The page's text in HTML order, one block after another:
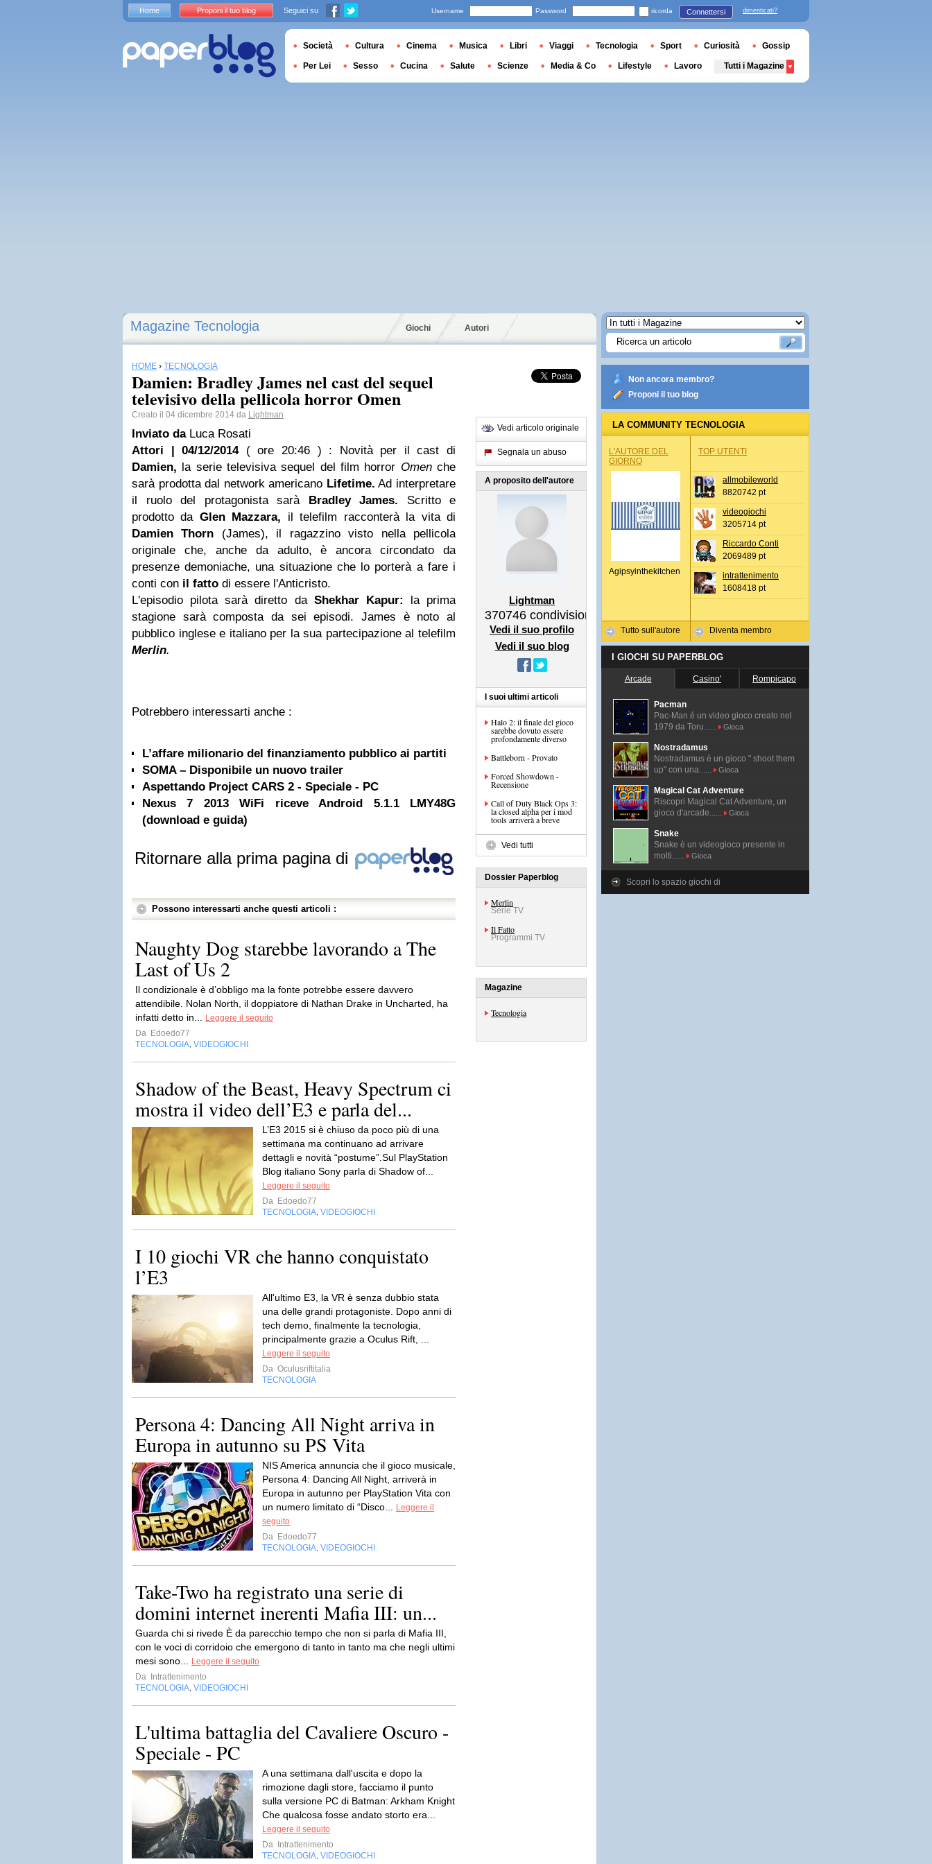
Magazine Tecnologia Giochi Autori
HOME › TECNOLOGIA
Damien: Bradley James nel cast del sequel
televisivo della pellicola horror Omen
Creato il 04 dicembre 2014 da Lightman
Inviato da Luca Rosati
Attori | 04/12/2014
( ore 20:46 ) : Novità per il cast di
Damien, la serie televisiva sequel del film horror Omenche
sarà prodotta dal network americano Lifetime. Ad interpretare
il ruolo del protagonista sarà Bradley James. Scritto e
prodotto da Glen Mazzara, il telefilm racconterà la vita di
Damien Thorn (James), il ragazzino visto nella pellicola
originale che, anche da adulto, è ancora circondato da
presenze demoniache, una situazione che lo porterà a fare i
conti con il fatto di essere l'Anticristo.
L'episodio pilota sarà diretto da Shekhar Kapur: la prima
stagione sarà composta da sei episodi. James è noto al
pubblico inglese e italiano per la sua partecipazione al telefilm
Merlin.
Potrebbero interessarti anche :
L’affare milionario del finanziamento pubblico ai partiti
SOMA – Disponibile un nuovo trailer
Aspettando Project CARS 2 - Speciale - PC
Nexus 7 2013 WiFi riceve Android 5.1.1 LMY48G
(download e guida)
Ritornare alla prima pagina di
Possono interessarti anche questi articoli :
Naughty Dog starebbe lavorando a The
Last of Us 2
Il condizionale è d’obbligo ma la fonte potrebbe essere davvero
attendibile. Nolan North, il doppiatore di Nathan Drake in Uncharted, ha
infatti detto in...
Leggere il seguito
Da Edoedo77
TECNOLOGIA VIDEOGIOCHI
Shadow of the Beast, Heavy Spectrum ci
mostra il video dell’E3 e parla del...
L’E3 2015 si è chiuso da poco più di una
settimana ma continuano ad arrivare
dettagli e novità “postume”.Sul PlayStation
Blog italiano Sony parla di Shadow of...
Leggere il seguito
Da Edoedo77
TECNOLOGIA VIDEOGIOCHI
I 10 giochi VR che hanno conquistato
l’E3
All'ultimo E3, la VR è senza dubbio stata
una delle grandi protagoniste. Dopo anni di
tech demo, finalmente la tecnologia,
principalmente grazie a Oculus Rift, ...
Leggere il seguito
Da Oculusriftitalia
TECNOLOGIA
Persona 4: Dancing All Night arriva in
Europa in autunno su PS Vita
NIS America annuncia che il gioco musicale,
Persona 4: Dancing All Night, arriverà in
Europa in autunno per PlayStation Vita con
un numero limitato di “Disco...
Leggere il
seguito
Da Edoedo77
TECNOLOGIA VIDEOGIOCHI
Take-Two ha registrato una serie di
domini internet inerenti Mafia III: un...
Guarda chi si rivede È da parecchio tempo che non si parla di Mafia III,
con le voci di corridoio che emergono di tanto in tanto ma che negli ultimi
mesi sono...
Leggere il seguito
Da
Intrattenimento
TECNOLOGIA VIDEOGIOCHI
L'ultima battaglia del Cavaliere Oscuro -
Speciale - PC
A una settimana dall'uscita e dopo la
rimozione dagli store, facciamo il punto
sulla versione PC di Batman: Arkham Knight
Che qualcosa fosse andato storto era...
Leggere il seguito
Da
Intrattenimento
TECNOLOGIA VIDEOGIOCHI
Vedi articolo originale
Segnala un abuso
A proposito dell'autore
Lightman
370746 condivisioni
Vedi il suo profilo
Vedi il suo blog
I suoi ultimi articoli
Halo 2: il finale del gioco
sarebbe dovuto essere
profondamente diverso
Battleborn - Provato
Forced Showdown -
Recensione
Call of Duty Black Ops 3:
la closed alpha per i mod
tools arriverà a breve
Vedi tutti
Dossier Paperblog
Merlin
Serie TV
Il Fatto
Programmi TV
Magazine
Tecnologia
Non ancora membro?
Proponi il tuo blog
LA COMMUNITY TECNOLOGIA
L'AUTORE DEL
GIORNO
Agipsyinthekitchen
Tutto sull'autore
TOP UTENTI
allmobileworld
8820742 pt
videogiochi
3205714 pt
Riccardo Conti
2069489 pt
intrattenimento
1608418 pt
Diventa membro
I GIOCHI SU PAPERBLOG
Arcade Casino' Rompicapo
Pacman
Pac-Man é un video gioco creato nel
1979 da Toru......
Gioca
Nostradamus
Nostradamus è un gioco " shoot them
up" con una......
Gioca
Magical Cat Adventure
Riscopri Magical Cat Adventure, un
gioco d'arcade......
Gioca
Snake
Snake è un videogioco presente in
molti......
Gioca
Scopri lo spazio giochi di
Home Proponi il tuo blog Seguici su Username Password ricorda Connettersi dimenticati?
Società Cultura Cinema Musica Libri Viaggi Tecnologia Sport Curiosità Gossip
Per Lei Sesso Cucina Salute Scienze Media & Co Lifestyle Lavoro Tutti i Magazine